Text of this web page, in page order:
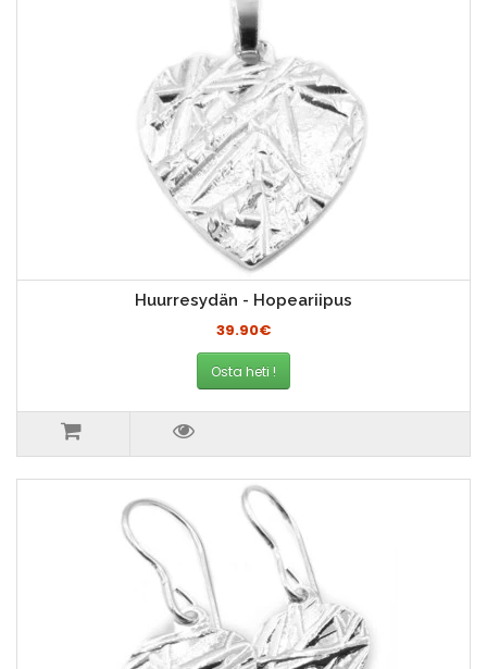
Huurresydän - Hopeariipus
39.90€
Osta heti !